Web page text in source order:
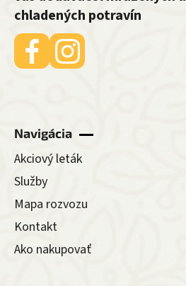
chladených potravín
Navigácia
Akciový leták
Služby
Mapa rozvozu
Kontakt
Ako nakupovať